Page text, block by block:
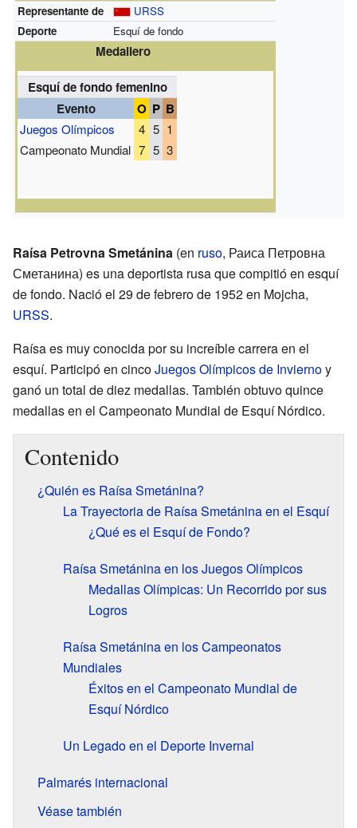
Representante de
URSS
Deporte
Esquí de fondo
Medallero
Esquí de fondo femenino
Evento
O P B
Juegos Olímpicos 4 5 1
Campeonato Mundial 7 5 3
Raísa Petrovna Smetánina (en ruso, Раиса Петровна
Сметанина) es una deportista rusa que compitió en esquí
de fondo. Nació el 29 de febrero de 1952 en Mojcha,
URSS.
Raísa es muy conocida por su increíble carrera en el
esquí. Participó en cincoJuegos Olímpicos de Inviernoy
ganó un total de diez medallas. También obtuvo quince
medallas en el Campeonato Mundial de Esquí Nórdico.
Contenido
¿Quién es Raísa Smetánina?
La Trayectoria de Raísa Smetánina en el Esquí
¿Qué es el Esquí de Fondo?
Raísa Smetánina en los Juegos Olímpicos
Medallas Olímpicas: Un Recorrido por sus
Logros
Raísa Smetánina en los Campeonatos
Mundiales
Éxitos en el Campeonato Mundial de
Esquí Nórdico
Un Legado en el Deporte Invernal
Palmarés internacional
Véase también